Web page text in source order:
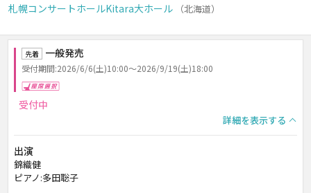
札幌コンサートホールKitara大ホール （北海道）
先着 一般発売
受付期間:2026/6/6(土)10:00～2026/9/19(土)18:00
受付中
詳細を表示する
出演
錦織健
ピアノ:多田聡子